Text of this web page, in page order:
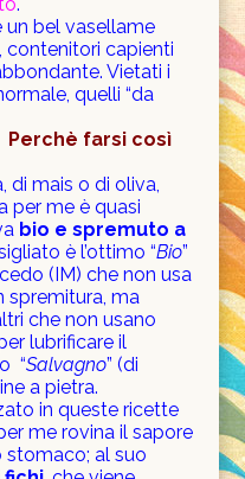
un bel vasellame
contenitori capienti
Vietati i
quelli “da
Perchè farsi così
di mais o di oliva,
per me è quasi
bio e spremuto a
è l’ottimo “Bio”
(IM) che non usa
spremitura, ma
che non usano
lubrificare il
“Salvagno” (di
a pietra.
in queste ricette
me rovina il sapore
stomaco; al suo